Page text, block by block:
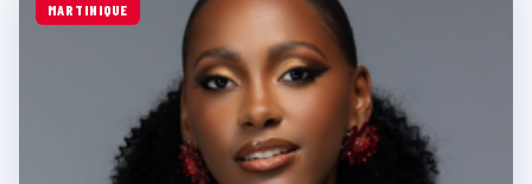
MARTINIQUE